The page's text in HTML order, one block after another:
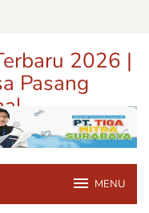
2026 |
Pasang
Pasang Panel Lantai
MENU